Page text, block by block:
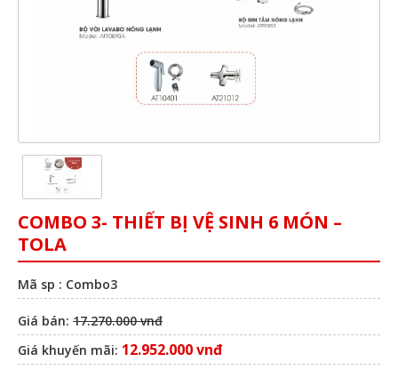
COMBO 3- THIẾT BỊ VỆ SINH 6 MÓN –
TOLA
Mã sp : Combo3
Giá bán: 17.270.000 vnđ
Giá khuyến mãi: 12.952.000 vnđ